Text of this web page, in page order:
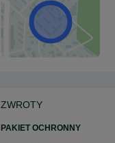
ZWROTY
PAKIET OCHRONNY